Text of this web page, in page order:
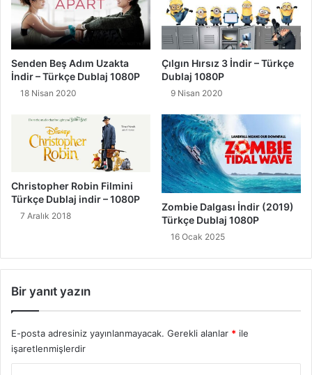
Senden Beş Adım Uzakta
İndir – Türkçe Dublaj 1080P
18 Nisan 2020
Çılgın Hırsız 3 İndir – Türkçe
Dublaj 1080P
9 Nisan 2020
Christopher Robin Filmini
Türkçe Dublaj indir – 1080P
7 Aralık 2018
Zombie Dalgası İndir (2019)
Türkçe Dublaj 1080P
16 Ocak 2025
Bir yanıt yazın
E-posta adresiniz yayınlanmayacak. Gerekli alanlar * ile
işaretlenmişlerdir